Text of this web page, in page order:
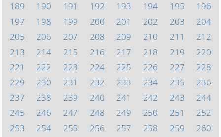
189
190 191 192 193 194 195
196
197
198 199 200 201 202 203
204
205
206 207 208 209 210 211
212
213
214 215 216 217 218 219
220
221
222 223 224 225 226 227
228
229
230 231 232 233 234 235
236
237
238 239 240 241 242 243
244
245
246 247 248 249 250 251
252
253
254 255 256 257 258 259
260